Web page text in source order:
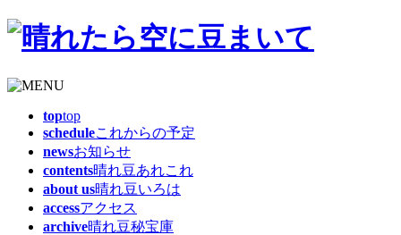
toptop
scheduleこれからの予定
newsお知らせ
contents晴れ豆あれこれ
about us晴れ豆いろは
accessアクセス
archive晴れ豆秘宝庫